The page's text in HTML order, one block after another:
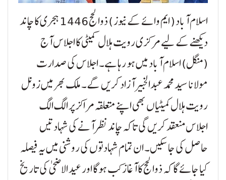
اسلام آباد ( ایم وائے کے نیوز ) ذوالحج 1446 ہجری کا چاند
دیکھنے کے لیے مرکزی رویت ہلال کمیٹی کا اجلاس آج
(منگل) اسلام آباد میں ہو رہا ہے۔ اجلاس کی صدارت
مولانا سید محمد عبدالخبیر آزاد کریں گے۔ ملک بھر میں زونل
رویت ہلال کمیٹیاں بھی اپنے متعلقہ مراکز پر الگ الگ
اجلاس منعقد کریں گی تاکہ چاند نظر آنے کی شہادتیں
حاصل کی جا سکیں۔ ان تمام شہادتوں کی روشنی میں یہ فیصلہ
کیا جائے گا کہ ذوالحج کا آغاز کب ہوگا اور عید الاضحی کی تاریخ